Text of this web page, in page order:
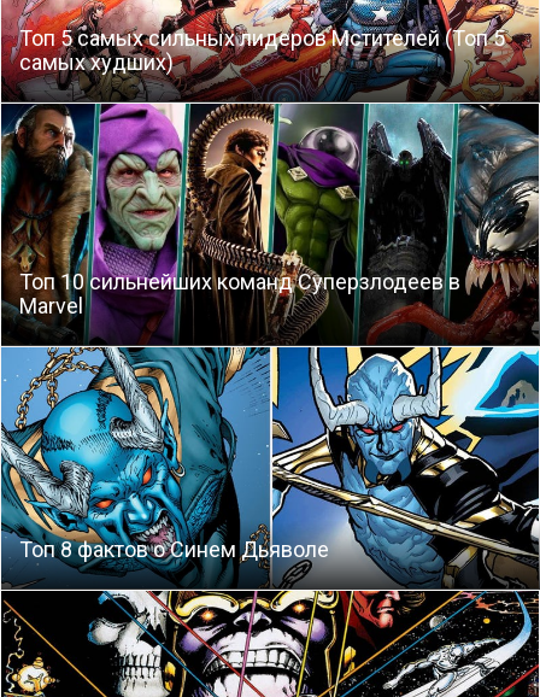
Топ 5 самых сильных лидеров Мстителей (Топ 5
самых худших)
Топ 10 сильнейших команд Суперзлодеев в
Marvel
Топ 8 фактов о Синем Дьяволе